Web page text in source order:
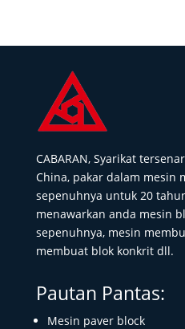
CABARAN, Syarikat
China, pakar dalam mesin
sepenuhnya untuk 20
menawarkan anda mesin
sepenuhnya, mesin
membuat blok konkrit dll.
Pautan Pantas:
Mesin paver block